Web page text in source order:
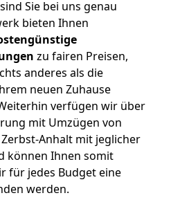
Sie bei uns genau
bieten Ihnen
zu fairen Preisen,
anderes als die
neuen Zuhause
verfügen wir über
mit Umzügen von
Anhalt mit jeglicher
können Ihnen somit
für jedes Budget eine
werden.